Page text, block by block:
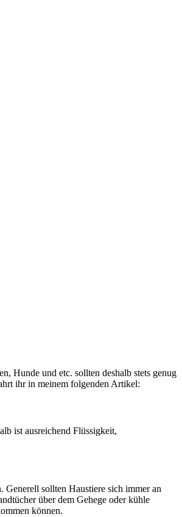
Hunde und etc. sollten deshalb stets genug
ihr in meinem folgenden Artikel:
ist ausreichend Flüssigkeit,
sollten Haustiere sich immer an
über dem Gehege oder kühle
können.